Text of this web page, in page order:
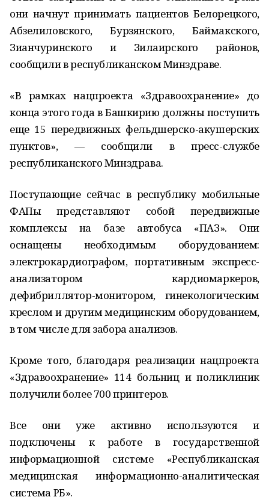
они начнут принимать пациентов Белорецкого,
Абзелиловского, Бурзянского, Баймакского,
Зианчуринского и Зилаирского районов,
сообщили в республиканском Минздраве.
«В рамках нацпроекта «Здравоохранение» до
конца этого года в Башкирию должны поступить
еще 15 передвижных фельдшерско-акушерских
пунктов», — сообщили в пресс-службе
республиканского Минздрава.
Поступающие сейчас в республику мобильные
ФАПы представляют собой передвижные
комплексы на базе автобуса «ПАЗ». Они
оснащены необходимым оборудованием:
электрокардиографом, портативным экспресс-
анализатором кардиомаркеров,
дефибриллятор-монитором, гинекологическим
креслом и другим медицинским оборудованием,
в том числе для забора анализов.
Кроме того, благодаря реализации нацпроекта
«Здравоохранение» 114 больниц и поликлиник
получили более 700 принтеров.
Все они уже активно используются и
подключены к работе в государственной
информационной системе «Республиканская
медицинская информационно-аналитическая
система РБ».